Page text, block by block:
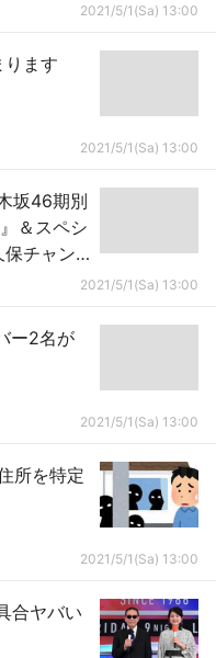
2021/5/1(Sa) 13:00
ります
2021/5/1(Sa) 13:00
坂46期別
＆スペシ
保チャン
プ特集
2021/5/1(Sa) 13:00
ー2名が
2021/5/1(Sa) 13:00
所を特定
2021/5/1(Sa) 13:00
合ヤバい